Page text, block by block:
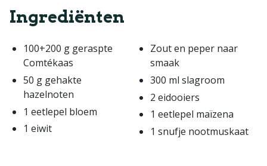
Ingrediënten
100+200 g geraspte
Comtékaas
50 g gehakte
hazelnoten
1 eetlepel bloem
1 eiwit
Zout en peper naar
smaak
300 ml slagroom
2 eidooiers
1 eetlepel maïzena
1 snufje nootmuskaat